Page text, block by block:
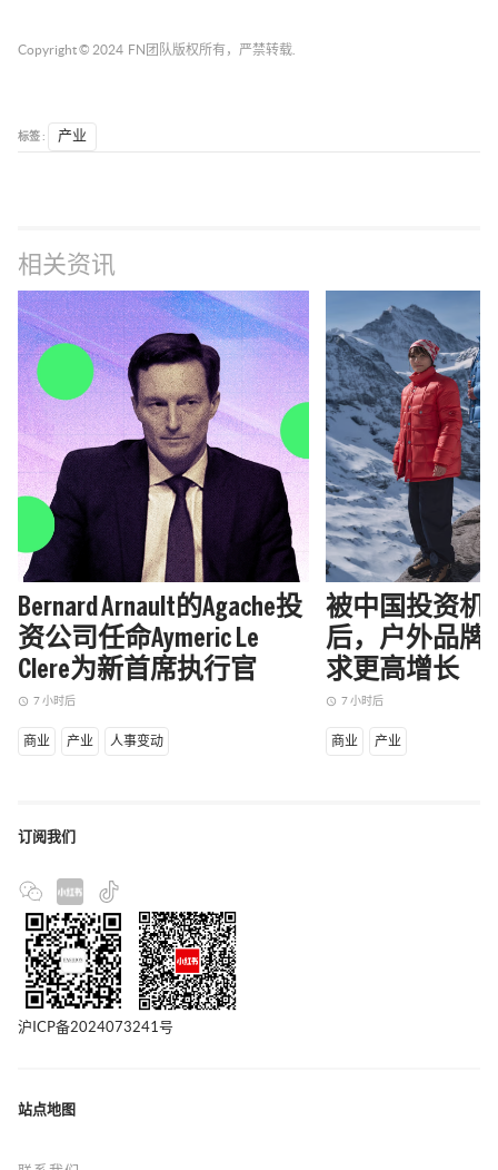
Copyright © 2024 FN团队 版权所有，严禁转载.
标签 : 产业
相关资讯
Bernard Arnault的Agache投
资公司任命Aymeric Le
Clere为新首席执行官
access_time 7 小时后
商业 产业 人事变动
被中国投资机
后，户外品牌
求更高增长
access_time 7 小时后
商业 产业
订阅我们
沪ICP备2024073241号
站点地图